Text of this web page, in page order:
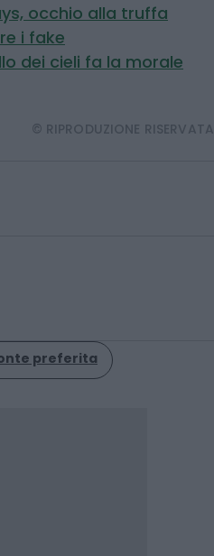
occhio alla truffa
i fake
dei cieli fa la morale
© RIPRODUZIONE RISERVATA
preferita